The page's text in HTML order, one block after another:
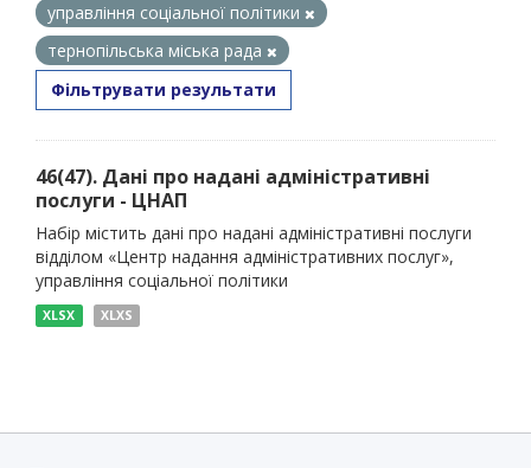
управління соціальної політики
тернопільська міська рада
Фільтрувати результати
46(47). Дані про надані адміністративні
послуги - ЦНАП
Набір містить дані про надані адміністративні послуги
відділом «Центр надання адміністративних послуг»,
управління соціальної політики
XLSX XLXS